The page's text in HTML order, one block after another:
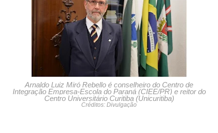
Arnaldo Luiz Miró Rebello é conselheiro do Centro de
Integração Empresa-Escola do Paraná (CIEE/PR) e reitor do
Centro Universitário Curitiba (Unicuritiba)
Créditos: Divulgação